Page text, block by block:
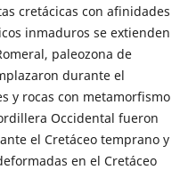
cretácicas con afinidades
inmaduros se extienden
paleozona de
durante el
y rocas con metamorfismo
Occidental fueron
el Cretáceo temprano y
en el Cretáceo